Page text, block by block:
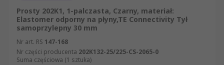
Prosty 202K1, 1-palczasta, Czarny, materiał:
Elastomer odporny na płyny,TE Connectivity Tył
samoprzylepny 30 mm
Nr art. RS 147-168
Nr części producenta 202K132-25/225-CS-2065-0
Suma częściowa (1 sztuka)